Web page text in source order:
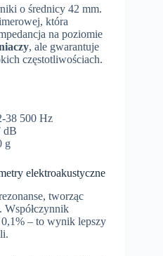
o średnicy 42 mm.
która
na poziomie
, ale gwarantuje
częstotliwościach.
38 500 Hz
dB
g
elektroakustyczne
tworząc
Współczynnik
0,1% – to wynik lepszy